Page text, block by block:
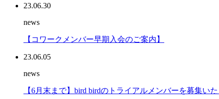
23.06.30
news
【コワークメンバー早期入会のご案内】
23.06.05
news
【6月末まで】bird birdのトライアルメンバーを募集い